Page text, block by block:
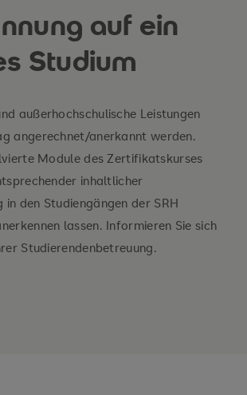
auf ein
Studium
außerhochschulische Leistungen
angerechnet/anerkannt werden.
Module des Zertifikatskurses
inhaltlicher
in den Studiengängen der SRH
lassen. Informieren Sie sich
Studierendenbetreuung.